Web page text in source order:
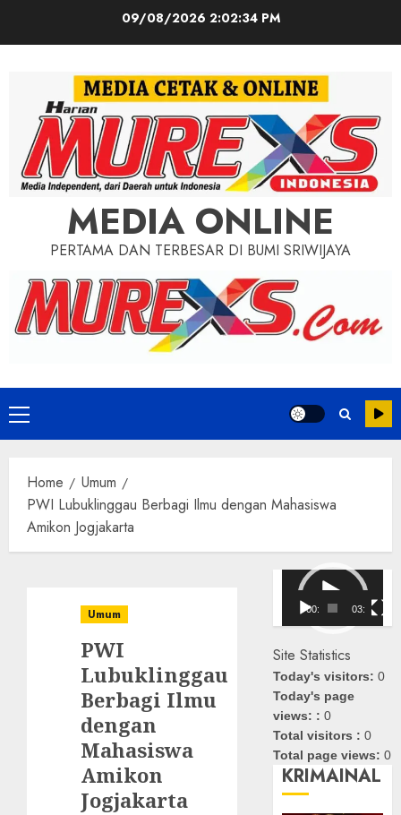
09/08/2026 2:02:36 PM
MEDIA ONLINE
PERTAMA DAN TERBESAR DI BUMI SRIWIJAYA
Primary
Menu
Home
Umum
PWI Lubuklinggau Berbagi Ilmu dengan Mahasiswa
Amikon Jogjakarta
Umum
PWI
Lubuklinggau
Berbagi Ilmu
dengan
Mahasiswa
Amikon
Jogjakarta
Pemutar
Video
00:00 03:08
Site Statistics
Today's visitors:0
Today's page
views: :0
Total visitors :0
Total page views:0
KRIMAINAL